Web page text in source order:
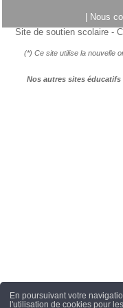
En poursuivant votre
l'utilisation de cookies pour
Nous
Site de soutien scolaire -
(*) Ce site utilise la nouvelle
Nos autres sites éducatifs